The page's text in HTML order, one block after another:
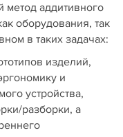
метод аддитивного
оборудования, так
в таких задачах:
изделий,
и
устройства,
разборки, а